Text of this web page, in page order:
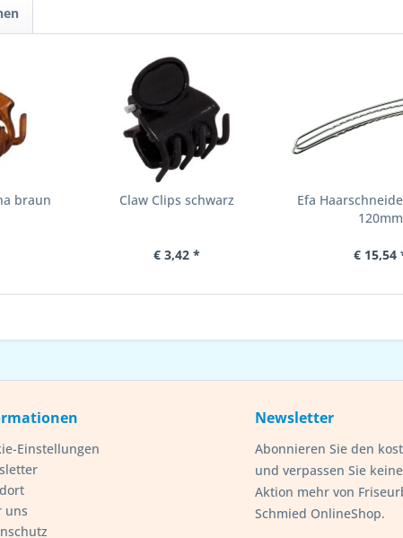
braun Claw Clips schwarz
€ 3,42 *
Efa
120mm
€ 15,54
Einstellungen
uns
Newsletter
Abonnieren Sie den
und verpassen Sie
Aktion mehr von
Schmied OnlineShop.